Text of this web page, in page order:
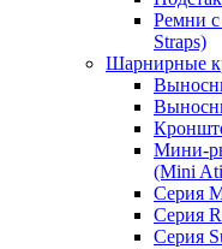
Ремни
Straps)
Шарнирные
Мини-
(Mini
Серия
Серия
Серия